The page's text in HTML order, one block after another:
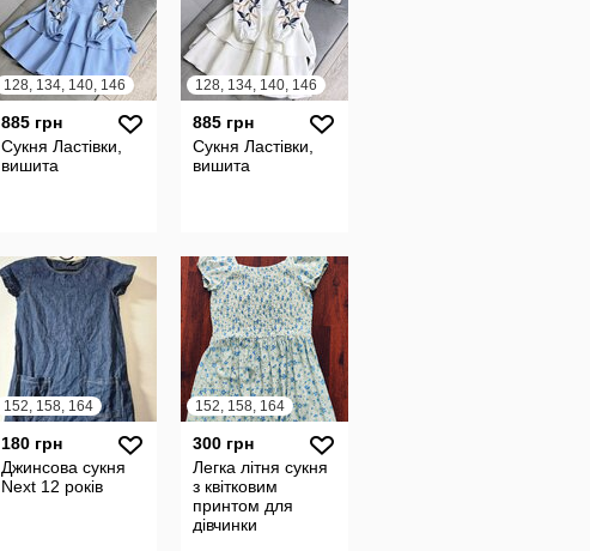
128, 134, 140, 146
885 грн
Сукня Ластівки,
вишита
128, 134, 140, 146
885 грн
Сукня Ластівки,
вишита
152, 158, 164
180 грн
Джинсова сукня
Next 12 років
152, 158, 164
300 грн
Легка літня сукня
з квітковим
принтом для
дівчинки